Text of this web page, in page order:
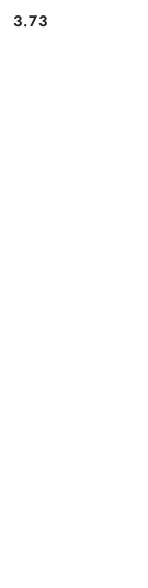
Cena:
3.73